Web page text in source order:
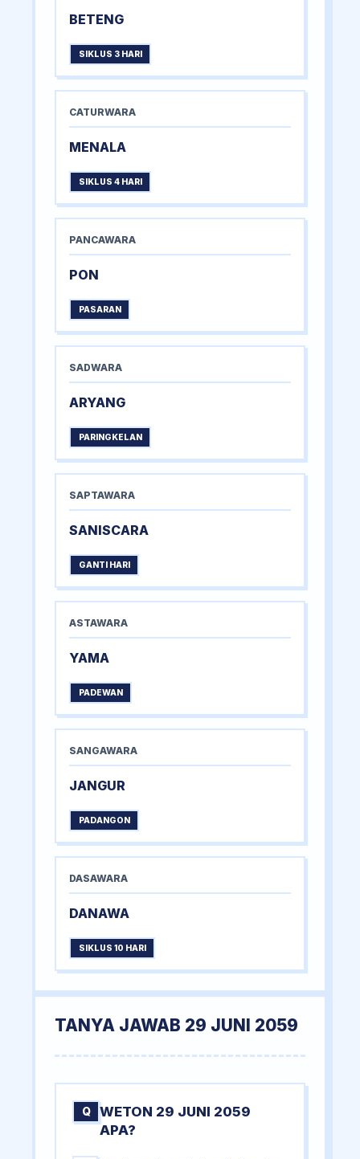
BETENG
SIKLUS 3 HARI
CATURWARA
MENALA
SIKLUS 4 HARI
PANCAWARA
PON
PASARAN
SADWARA
ARYANG
PARINGKELAN
SAPTAWARA
SANISCARA
GANTI HARI
ASTAWARA
YAMA
PADEWAN
SANGAWARA
JANGUR
PADANGON
DASAWARA
DANAWA
SIKLUS 10 HARI
TANYA JAWAB 29 JUNI 2059
Q
WETON 29 JUNI 2059
APA?